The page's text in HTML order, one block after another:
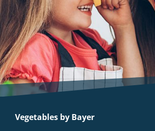
Vegetables by Bayer